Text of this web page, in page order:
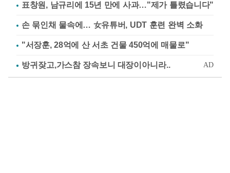
표창원, 남규리에 15년 만에 사과…"제가 틀렸습니다"
손 묶인채 물속에… 女유튜버, UDT 훈련 완벽 소화
"서장훈, 28억에 산 서초 건물 450억에 매물로"